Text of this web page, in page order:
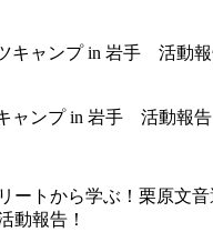
ャンプ in 岩手 活動報告